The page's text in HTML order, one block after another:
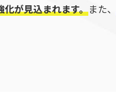
が見込まれます。また、